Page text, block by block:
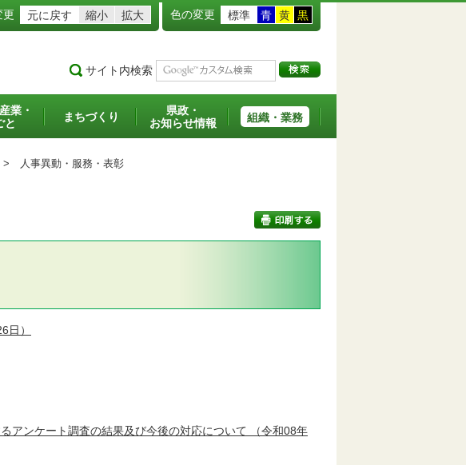
更 元に戻す 縮小 拡大 色の変更 標準 青 黄 黒
サイト内検索
業・
と
まちづくり
県政・
お知らせ情報
組織・業務
人事異動・服務・表彰
日）
アンケート調査の結果及び今後の対応について （令和08年